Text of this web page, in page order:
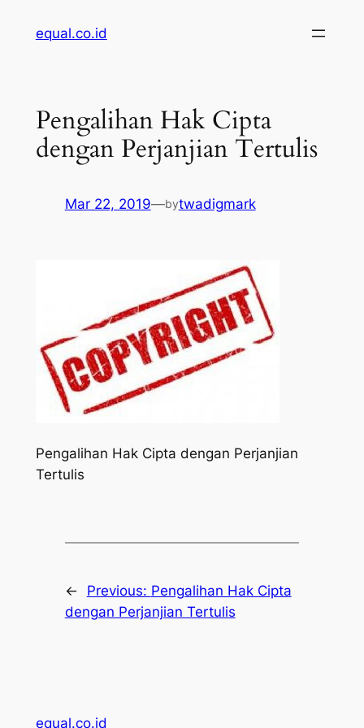
equal.co.id
Pengalihan Hak Cipta
dengan Perjanjian Tertulis
Mar 22, 2019—bytwadigmark
Pengalihan Hak Cipta dengan Perjanjian
Tertulis
← Previous: Pengalihan Hak Cipta
dengan Perjanjian Tertulis
equal.co.id